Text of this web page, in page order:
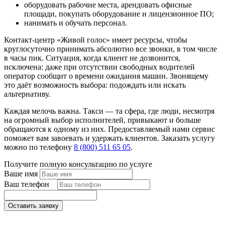
оборудовать рабочие места, арендовать офисные
площади, покупать оборудование и лицензионное ПО;
нанимать и обучать персонал.
Контакт-центр «Живой голос» имеет ресурсы, чтобы
круглосуточно принимать абсолютно все звонки, в том числе
в часы пик. Ситуация, когда клиент не дозвонится,
исключена: даже при отсутствии свободных водителей
оператор сообщит о времени ожидания машин. Звонящему
это даёт возможность выбора: подождать или искать
альтернативу.
Каждая мелочь важна. Такси — та сфера, где люди, несмотря
на огромный выбор исполнителей, привыкают и больше
обращаются к одному из них. Предоставляемый нами сервис
поможет вам завоевать и удержать клиентов. Заказать услугу
можно по телефону 8 (800) 511 65 05.
Получите полную консультацию по услуге
Ваше имя
Ваш телефон
Оставить заявку